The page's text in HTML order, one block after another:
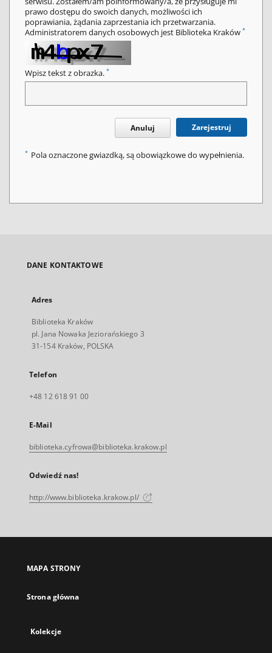
prawo dostępu do swoich danych, możliwości ich
poprawiania, żądania zaprzestania ich przetwarzania.
Administratorem danych osobowych jest Biblioteka Kraków *
Wpisz tekst z obrazka. *
Anuluj Zarejestruj
* Pola oznaczone gwiazdką, są obowiązkowe do wypełnienia.
DANE KONTAKTOWE
Adres
Biblioteka Kraków
pl. Jana Nowaka Jeziorańskiego 3
31-154 Kraków, POLSKA
Telefon
+48 12 618 91 00
E-Mail
biblioteka.cyfrowa@biblioteka.krakow.pl
Odwiedź nas!
http://www.biblioteka.krakow.pl/
MAPA STRONY
Strona główna
Kolekcje